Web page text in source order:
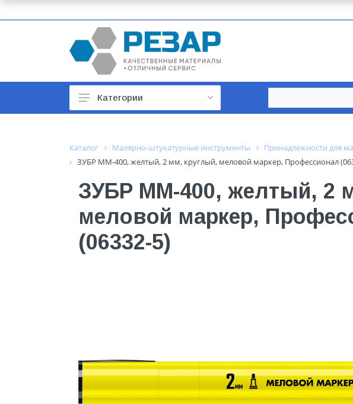
Автотовары
Арматура строительная
Баки, гидроаккумуляторы
Бойлеры и водонагреватели
Бытовая химия
Дом и дача
ДПК
Категории
Каталог Малярно-штукатурные инструменты Принадлежности для
ЗУБР ММ-400, желтый, 2 мм, круглый, меловой маркер, Профессионал
ЗУБР ММ-400, желтый, 2
меловой маркер,
(06332-5)